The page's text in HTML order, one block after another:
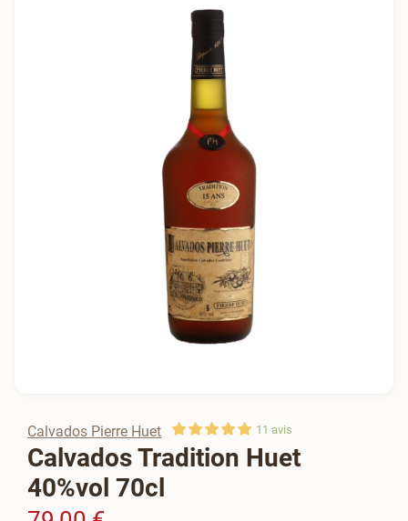
Calvados Pierre Huet 11 avis
Calvados Tradition Huet
40%vol 70cl